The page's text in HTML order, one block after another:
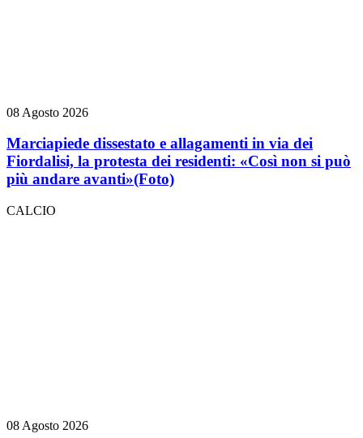
08 Agosto 2026
Marciapiede dissestato e allagamenti in via dei
Fiordalisi, la protesta dei residenti: «Così non si può
più andare avanti»(Foto)
CALCIO
08 Agosto 2026